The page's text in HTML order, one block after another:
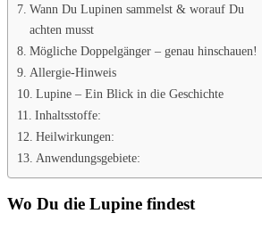
Wann Du Lupinen sammelst & worauf Du
achten musst
Mögliche Doppelgänger – genau hinschauen!
Allergie-Hinweis
Lupine – Ein Blick in die Geschichte
Inhaltsstoffe:
Heilwirkungen:
Anwendungsgebiete:
Wo Du die Lupine findest